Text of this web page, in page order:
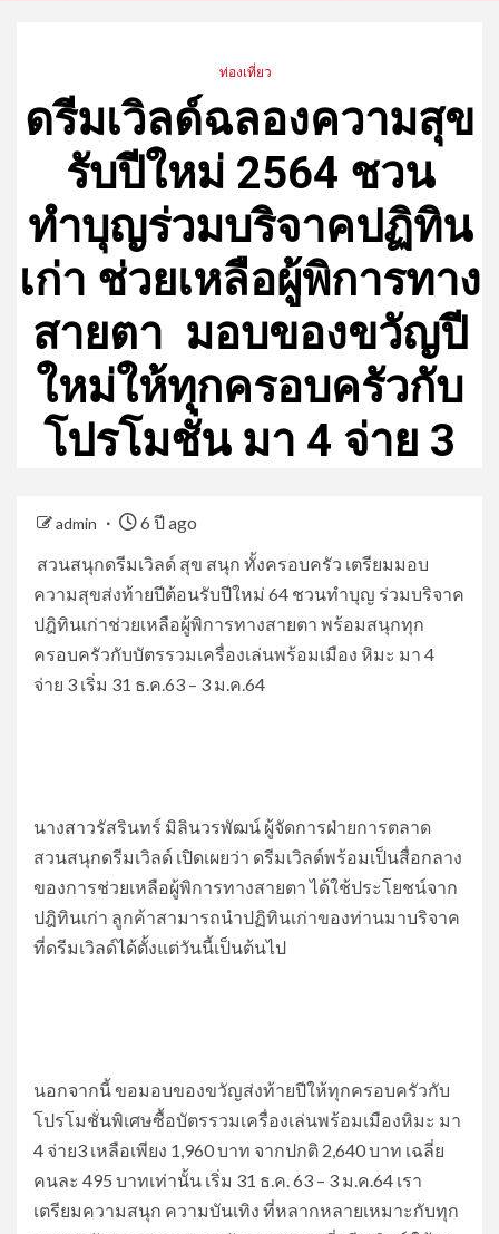
ท่องเที่ยว
ดรีมเวิลด์ฉลองความสุข
รับปีใหม่ 2564​​ ชวน
ทำบุญร่วมบริจาคปฏิทิน
เก่า ช่วยเหลือผู้พิการทาง
สายตา ​ มอบของขวัญปี
ใหม่ให้ทุกครอบครัวกับ
โปรโมชั่น มา 4 จ่าย 3
admin
6 ปี ago
​ ​สวนสนุกดรีมเวิลด์ สุข สนุก ทั้งครอบครัว เตรียมมอบ
ความสุขส่งท้ายปีต้อนรับปีใหม่ 64 ชวนทำบุญ ร่วมบริจาค
ปฎิทินเก่าช่วยเหลือผู้พิการทางสายตา พร้อมสนุกทุก
ครอบครัวกับบัตรรวมเครื่องเล่นพร้อมเมือง หิมะ มา 4
จ่าย 3 เริ่ม 31 ธ.ค.63 – 3 ม.ค.64 ​
​นางสาวรัสรินทร์ มิลินวรพัฒน์ ผู้จัดการฝ่ายการตลาด
สวนสนุกดรีมเวิลด์ เปิดเผยว่า ดรีมเวิลด์พร้อมเป็นสื่อกลาง
ของการช่วยเหลือผู้พิการทางสายตา ได้ใช้ประโยชน์จาก
ปฎิทินเก่า ลูกค้าสามารถนำปฏิทินเก่าของท่านมาบริจาค
ที่ดรีมเวิลด์ได้ตั้งแต่วันนี้เป็นต้นไป
​นอกจากนี้ ขอมอบของขวัญส่งท้ายปีให้ทุกครอบครัวกับ
โปรโมชั่นพิเศษซื้อบัตรรวมเครื่องเล่นพร้อมเมืองหิมะ มา
4 จ่าย3 เหลือเพียง 1,960 บาท จากปกติ 2,640 บาท เฉลี่ย
คนละ 495 บาทเท่านั้น เริ่ม 31 ธ.ค. 63 – 3 ม.ค.64 เรา
เตรียมความสนุก ความบันเทิง ที่หลากหลายเหมาะกับทุก